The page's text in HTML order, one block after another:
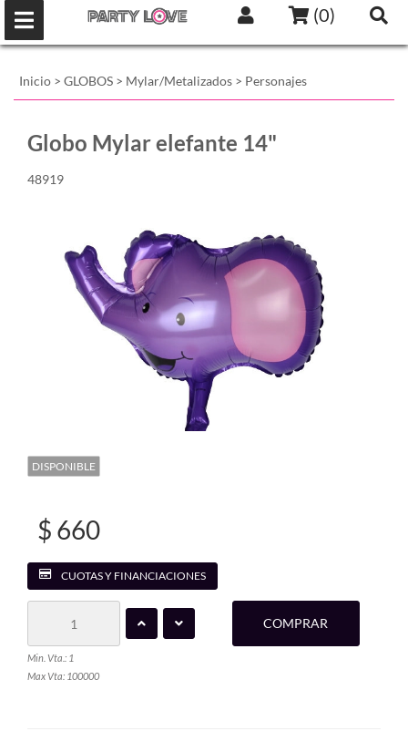
(0)
Inicio > GLOBOS > Mylar/Metalizados > Personajes
Globo Mylar elefante 14"
48919
DISPONIBLE
$ 660
CUOTAS Y FINANCIACIONES
Min. Vta.: 1
Max Vta: 100000
COMPRAR